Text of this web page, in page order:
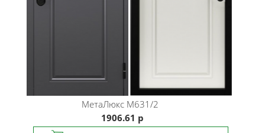
МетаЛюксM631/2
1906.61 р